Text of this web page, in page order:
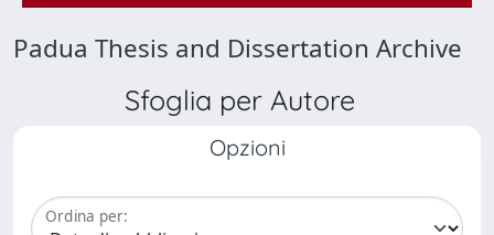
Padua Thesis and Dissertation Archive
Sfoglia per Autore
Opzioni
Ordina per: